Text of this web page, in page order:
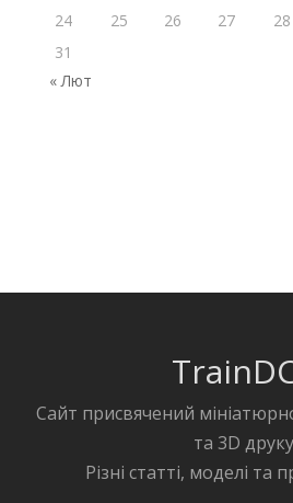
24
25 26 27 28
31
« Лют
Сайт присвячений
та 3D
Різні статті, моделі та